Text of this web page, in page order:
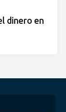
dinero en